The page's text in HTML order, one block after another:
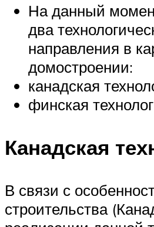
На данный
два
направления в
домостроении:
канадская
финская
Канадская
В связи с
строительства